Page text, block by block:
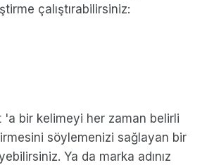
çalıştırabilirsiniz:
'a bir kelimeyi her zaman belirli
söylemenizi sağlayan bir
Ya da marka adınız